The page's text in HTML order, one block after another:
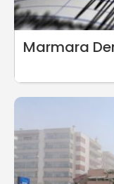
Marmara